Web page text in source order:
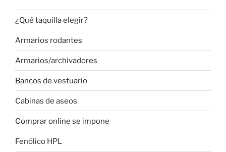
¿Qué taquilla elegir?
Armarios rodantes
Armarios/archivadores
Bancos de vestuario
Cabinas de aseos
Comprar online se impone
Fenólico HPL